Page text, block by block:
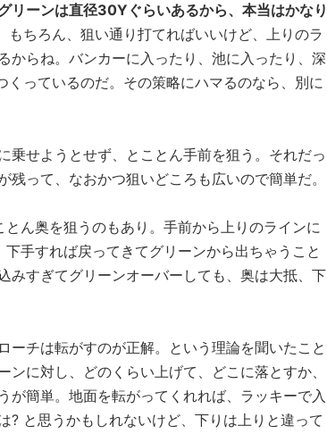
リーンは直径30Yぐらいあるから、本当はかなり
ちろん、狙い通り打てればいいけど、上りのラ
からね。バンカーに入ったり、池に入ったり、深
っているのだ。その策略にハマるのなら、別に
乗せようとせず、とことん手前を狙う。それだっ
って、なおかつ狙いどころも広いので簡単だ。
ん奥を狙うのもあり。手前から上りのラインに
手すれば戻ってきてグリーンから出ちゃうこと
みすぎてグリーンオーバーしても、奥は大抵、下
ーチは転がすのが正解。という理論を聞いたこと
に対し、どのくらい上げて、どこに落とすか、
が簡単。地面を転がってくれれば、ラッキーで入
? と思うかもしれないけど、下りは上りと違って